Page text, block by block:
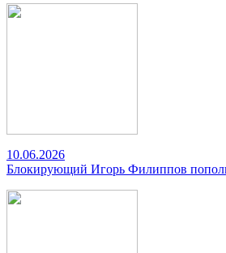
10.06.2026
Блокирующий Игорь Филиппов